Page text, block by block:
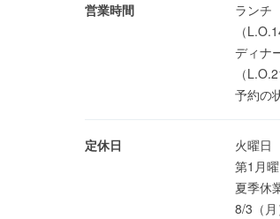
営業時間
ランチ
（
ディナ
（
予約の
定休日
火曜日
第1月
夏季休
8/3（